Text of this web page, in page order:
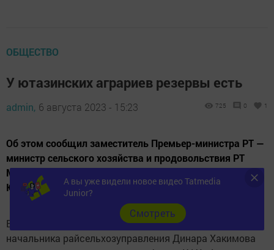
ОБЩЕСТВО
У ютазинских аграриев резервы есть
admin, 6 августа 2023 - 15:23 725 0 1
Об этом сообщил заместитель Премьер-министра РТ —
министр сельского хозяйства и продовольствия РТ
Марат Зяббаров во время сегодняшнего посещения
Ютазинского района с рабочим визитом.
В сопровождении главы района Аяза Шафигуллина и
начальника райсельхозуправления Динара Хакимова
А вы уже видели новое видео Tatmedia
Junior?
Cмотреть